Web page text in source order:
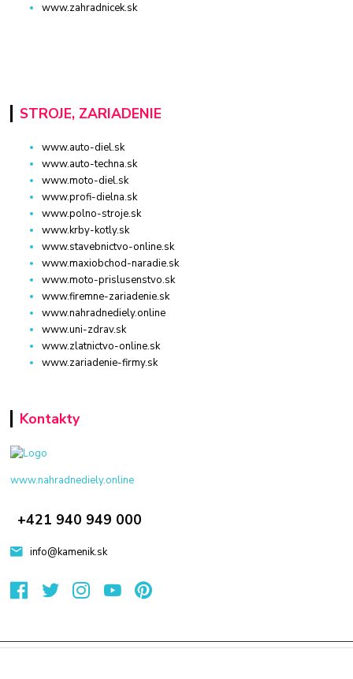
www.zahradnicek.sk
STROJE, ZARIADENIE
www.auto-diel.sk
www.auto-techna.sk
www.moto-diel.sk
www.profi-dielna.sk
www.polno-stroje.sk
www.krby-kotly.sk
www.stavebnictvo-online.sk
www.maxiobchod-naradie.sk
www.moto-prislusenstvo.sk
www.firemne-zariadenie.sk
www.nahradnediely.online
www.uni-zdrav.sk
www.zlatnictvo-online.sk
www.zariadenie-firmy.sk
Kontakty
www.nahradnediely.online
+421 940 949 000
info@kamenik.sk